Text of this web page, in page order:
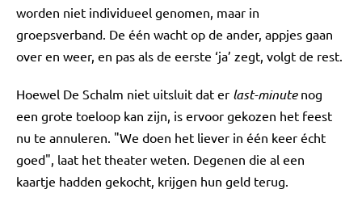
worden niet individueel genomen, maar in
groepsverband. De één wacht op de ander, appjes gaan
over en weer, en pas als de eerste ‘ja’ zegt, volgt de rest.
Hoewel De Schalm niet uitsluit dat er last-minutenog
een grote toeloop kan zijn, is ervoor gekozen het feest
nu te annuleren. "We doen het liever in één keer écht
goed", laat het theater weten. Degenen die al een
kaartje hadden gekocht, krijgen hun geld terug.